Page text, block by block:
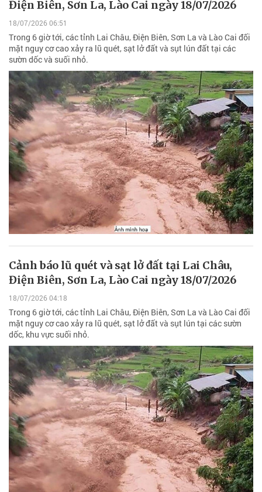
Điện Biên, Sơn La, Lào Cai ngày 18/07/2026
18/07/2026 06:51
Trong 6 giờ tới, các tỉnh Lai Châu, Điện Biên, Sơn La và Lào Cai đối
mặt nguy cơ cao xảy ra lũ quét, sạt lở đất và sụt lún đất tại các
sườn dốc và suối nhỏ.
Cảnh báo lũ quét và sạt lở đất tại Lai Châu,
Điện Biên, Sơn La, Lào Cai ngày 18/07/2026
18/07/2026 04:18
Trong 6 giờ tới, các tỉnh Lai Châu, Điện Biên, Sơn La và Lào Cai đối
mặt nguy cơ cao xảy ra lũ quét, sạt lở đất và sụt lún tại các sườn
dốc, khu vực suối nhỏ.